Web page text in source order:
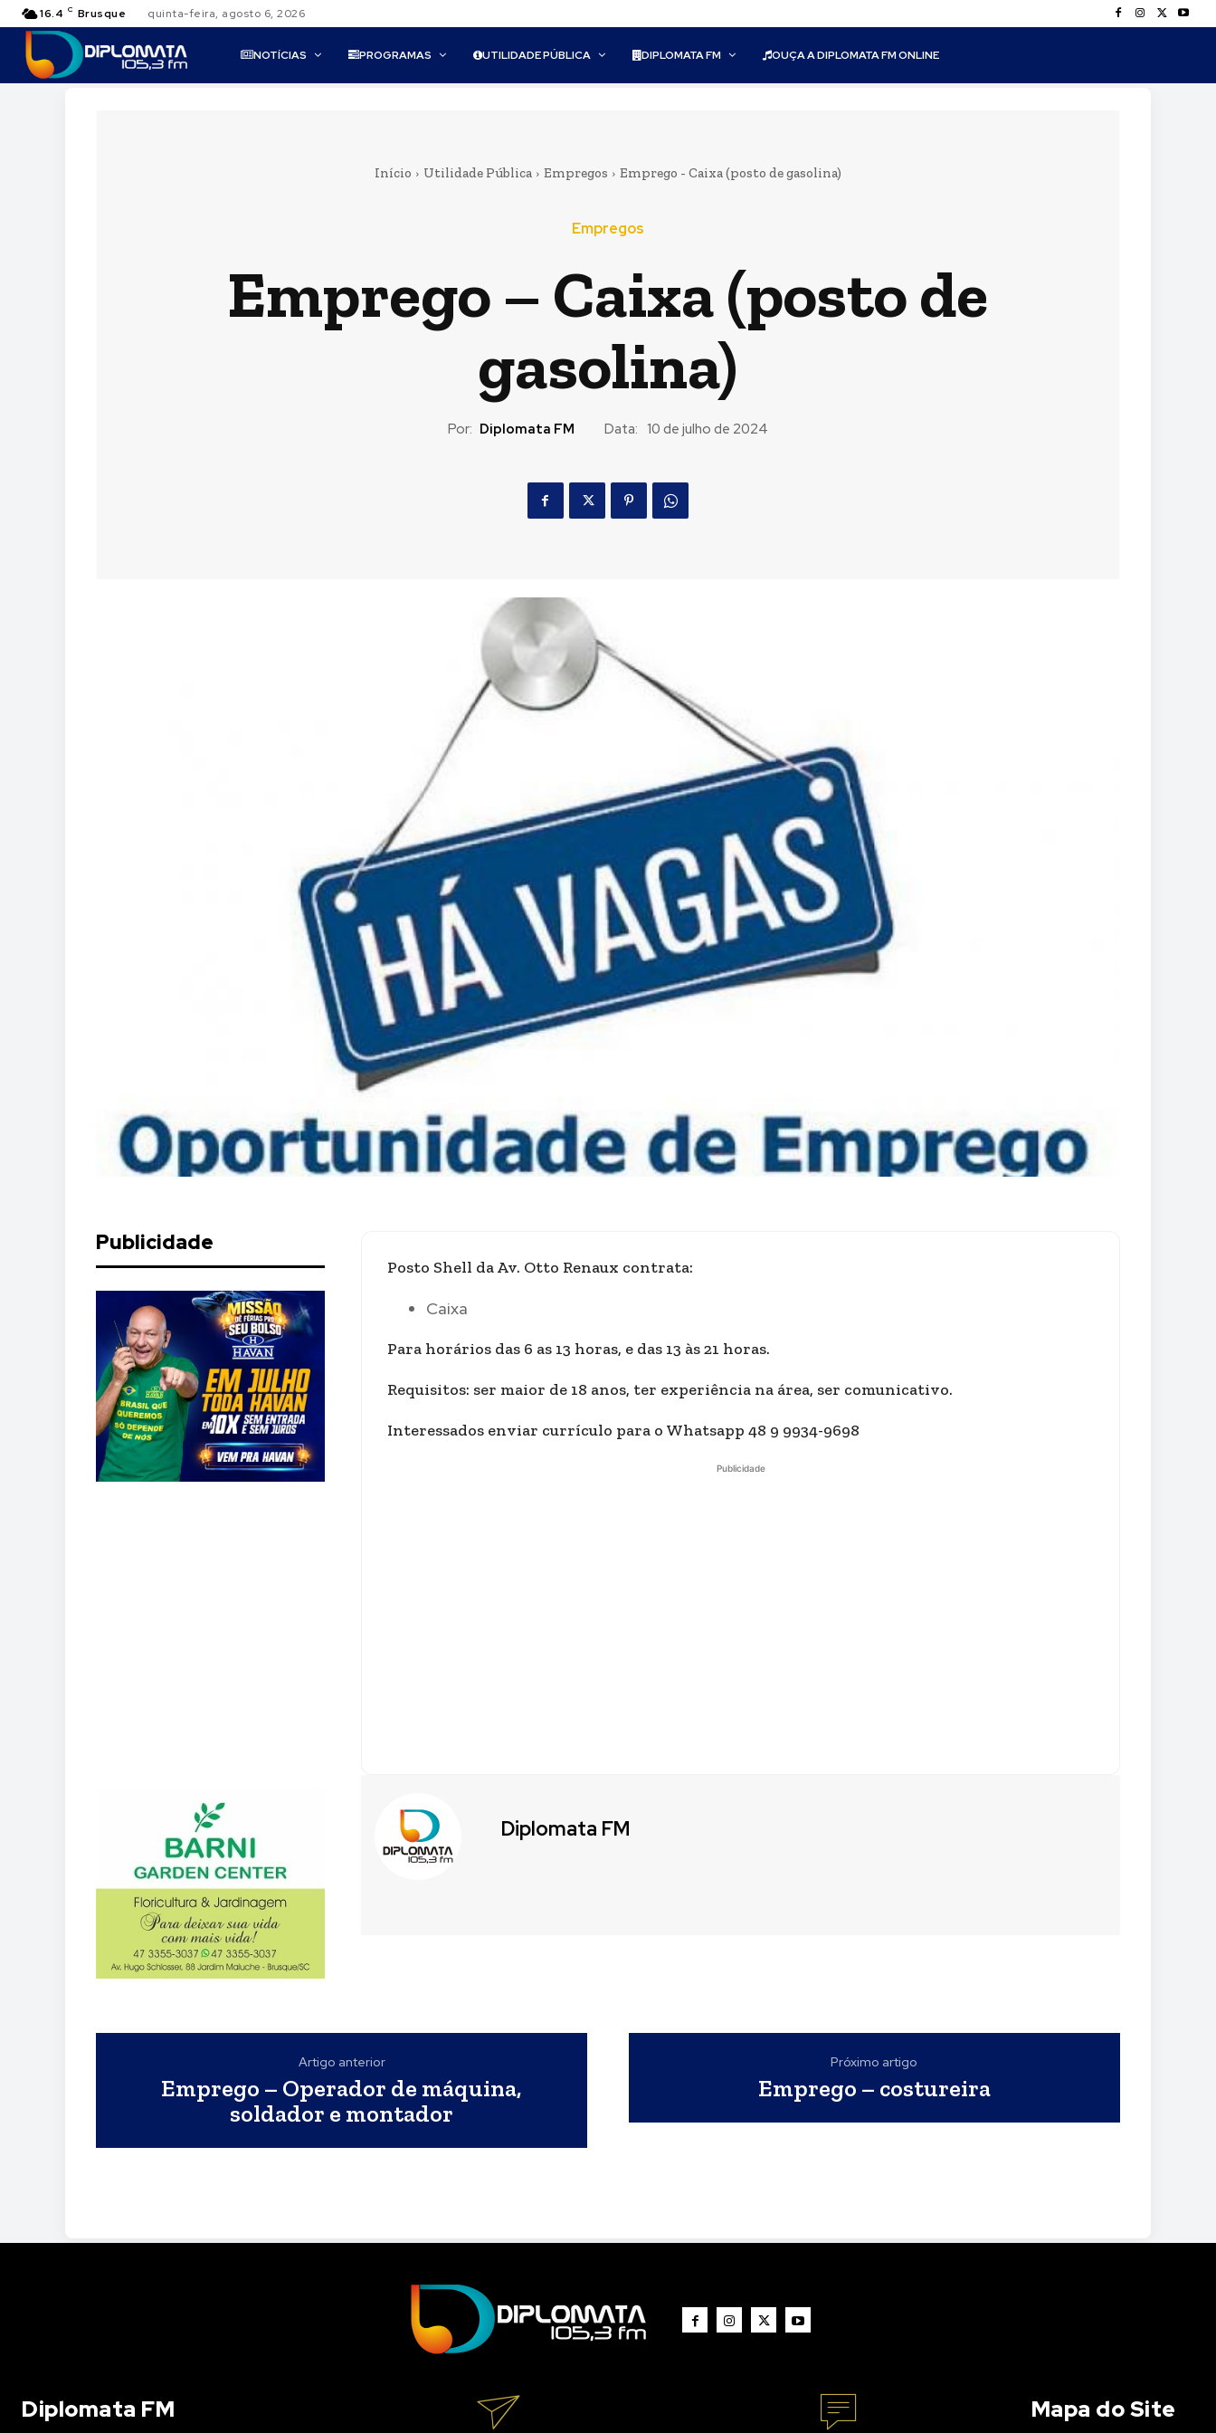
16.4 C Brusque quinta-feira, agosto 6, 2026
NOTÍCIAS PROGRAMAS UTILIDADE PÚBLICA DIPLOMATA FM OUÇA A DIPLOMATA FM ONLINE
Início Utilidade Pública Empregos Emprego - Caixa (posto de gasolina)
Empregos
Emprego – Caixa (posto de
gasolina)
Por: Diplomata FM Data: 10 de julho de 2024
Publicidade
Posto Shell da Av. Otto Renaux contrata:
Caixa
Para horários das 6 as 13 horas, e das 13 às 21 horas.
Requisitos: ser maior de 18 anos, ter experiência na área, ser comunicativo.
Interessados enviar currículo para o Whatsapp 48 9 9934-9698
Publicidade
Diplomata FM
Artigo anterior
Emprego – Operador de máquina,
soldador e montador
Próximo artigo
Emprego – costureira
Diplomata FM Mapa do Site